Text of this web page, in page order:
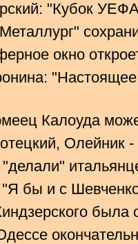
"Кубок
окно
"Настоящее
Калоуда
Олейник -
бы и с
была